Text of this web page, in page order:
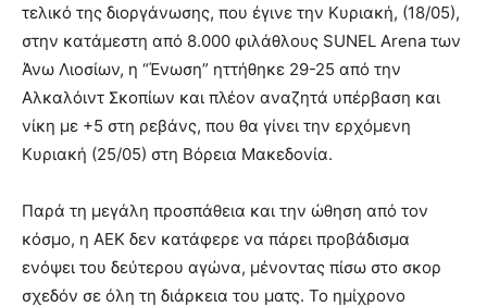
τελικό της διοργάνωσης, που έγινε την Κυριακή, (18/05),
στην κατάμεστη από 8.000 φιλάθλους SUNEL Arena των
Άνω Λιοσίων, η “Ένωση” ηττήθηκε 29-25 από την
Αλκαλόιντ Σκοπίων και πλέον αναζητά υπέρβαση και
νίκη με +5 στη ρεβάνς, που θα γίνει την ερχόμενη
Κυριακή (25/05) στη Βόρεια Μακεδονία.
Παρά τη μεγάλη προσπάθεια και την ώθηση από τον
κόσμο, η ΑΕΚ δεν κατάφερε να πάρει προβάδισμα
ενόψει του δεύτερου αγώνα, μένοντας πίσω στο σκορ
σχεδόν σε όλη τη διάρκεια του ματς. Το ημίχρονο